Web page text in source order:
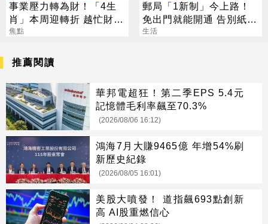
事業壓力轉為財！「4生
肖」本周迎轉折 越忙財運
越旺
焦點
郵局「1新制」今上路！
免出門就能開通 告別紙本
不用跑臨櫃
生活
推薦閱讀
華邦電超狂！第二季EPS 5.4元
記憶體毛利率飆至70.3%
(2026/08/06 16:12)
鴻海7月大賺9465億 年增54%刷
新歷史紀錄
(2026/08/05 16:01)
美股大噴發！ 道指飆693點創新
高 AI股重燃信心